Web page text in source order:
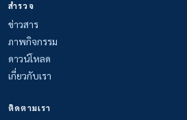
สำรวจ
ข่าวสาร
ภาพกิจกรรม
ดาวน์โหลด
เกี่ยวกับเรา
ติดตามเรา